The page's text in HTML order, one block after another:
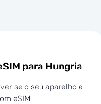
para Hungria
se o seu aparelho é
eSIM